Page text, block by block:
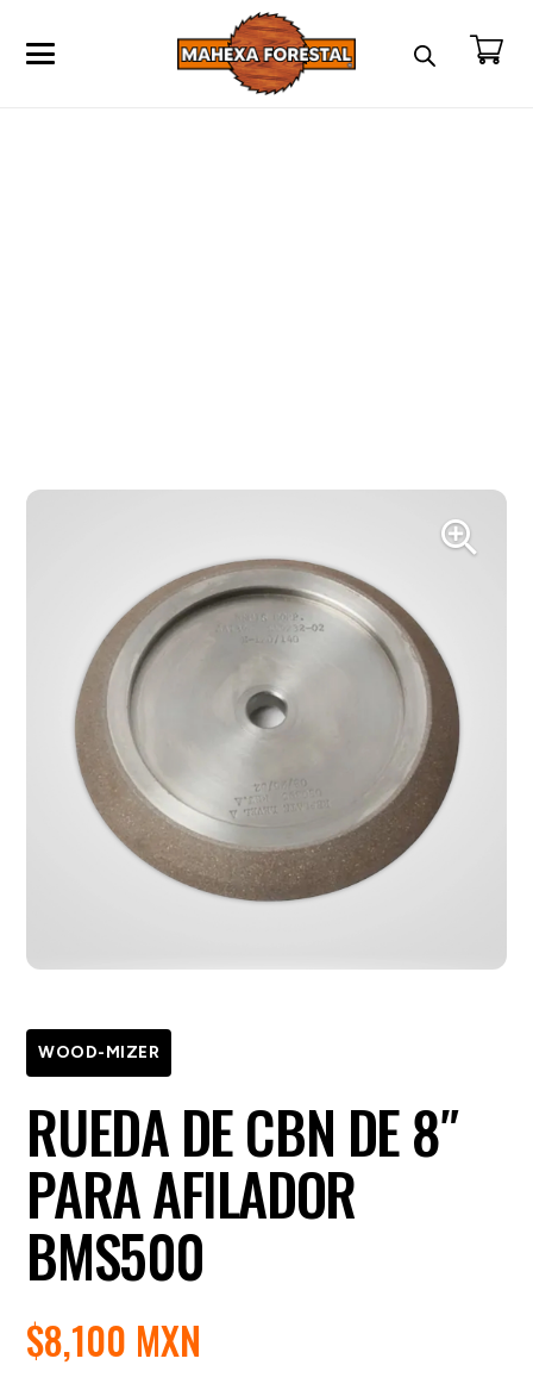
WOOD-MIZER
RUEDA DE CBN DE 8″
PARA AFILADOR
BMS500
$8,100 MXN